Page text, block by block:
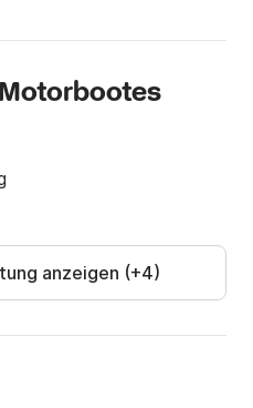
anzeigen (+4)